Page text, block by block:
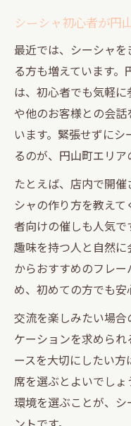
プライベー
交流の場と
体験
シーシャを
のコツ
シーシャ×交
リラックス重視
渋谷エリア
する方法
シーシャで
仕事帰りの
ャ空間
渋谷エリア
ュするコツ
シーシャ初心者が円
最近では、シーシャ
る方も増えています
は、初心者でも気軽
や他のお客様との会
います。緊張せずに
るのが、円山町エリア
たとえば、店内で開
シャの作り方を教え
者向けの催しも人気
趣味を持つ人と自然
からおすすめのフレ
め、初めての方でも安
交流を楽しみたい場
ケーションを求めら
ースを大切にしたい
席を選ぶとよいでし
環境を選ぶことが、